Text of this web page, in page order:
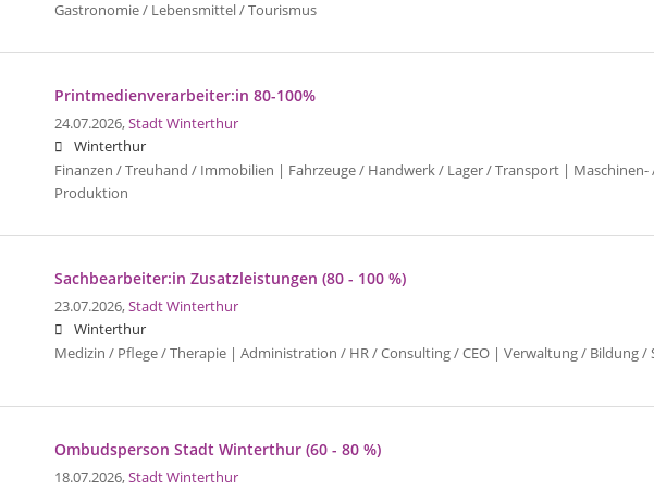
Gastronomie / Lebensmittel / Tourismus
Printmedienverarbeiter:in 80-100%
24.07.2026,Stadt Winterthur
Winterthur
Finanzen / Treuhand / Immobilien | Fahrzeuge / Handwerk / Lager / Transport | Maschinen-
Produktion
Sachbearbeiter:in Zusatzleistungen (80 - 100 %)
23.07.2026,Stadt Winterthur
Winterthur
Medizin / Pflege / Therapie | Administration / HR / Consulting / CEO | Verwaltung / Bildung /
Ombudsperson Stadt Winterthur (60 - 80 %)
18.07.2026,Stadt Winterthur